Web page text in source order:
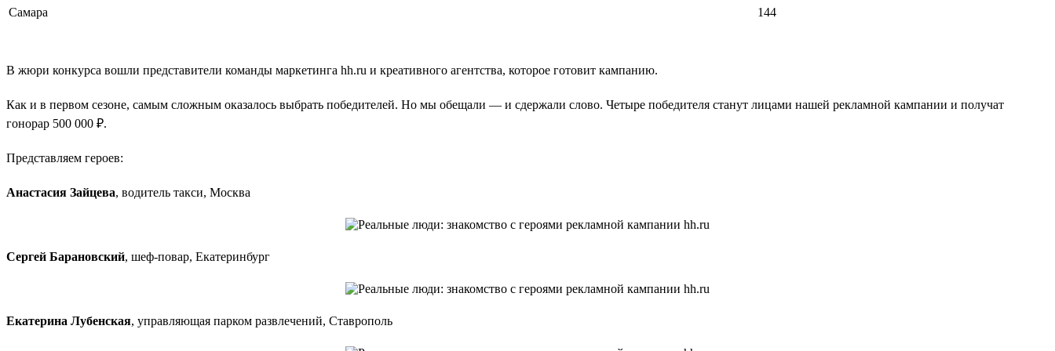
Самара 144
В жюри конкурса вошли представители команды маркетинга hh.ru и креативного агентства, которое готовит кампанию.
Как и в первом сезоне, самым сложным оказалось выбрать победителей. Но мы обещали — и сдержали слово. Четыре победителя станут лицами нашей рекламной кампании и получат
гонорар 500 000 ₽.
Представляем героев:
Анастасия Зайцева, водитель такси, Москва
Сергей Барановский, шеф-повар, Екатеринбург
Екатерина Лубенская, управляющая парком развлечений, Ставрополь